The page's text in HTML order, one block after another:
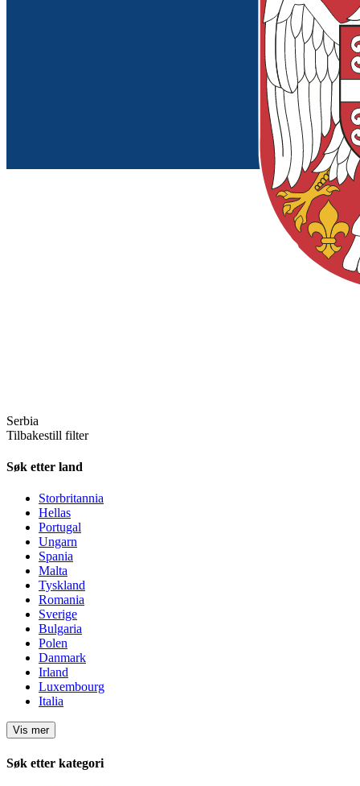
Serbia
Tilbakestill filter
Søk etter land
Storbritannia
Hellas
Portugal
Ungarn
Spania
Malta
Tyskland
Romania
Sverige
Bulgaria
Polen
Danmark
Irland
Luxembourg
Italia
Vis mer
Søk etter kategori